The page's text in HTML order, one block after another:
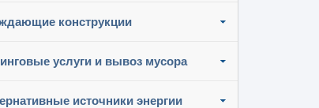
конструкции
услуги и вывоз мусора
источники энергии